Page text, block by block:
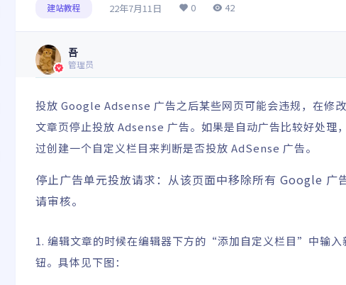
建站教程 22年7月11日 0 42
吾
管理员
投放 Google Adsense 广告之后某些网页可能会违规，在修
文章页停止投放 Adsense 广告。如果是自动广告比较好处理
过创建一个自定义栏目来判断是否投放 AdSense 广告。
停止广告单元投放请求：从该页面中移除所有 Google
请审核。
1. 编辑文章的时候在编辑器下方的“添加自定义栏目”中输
钮。具体见下图：